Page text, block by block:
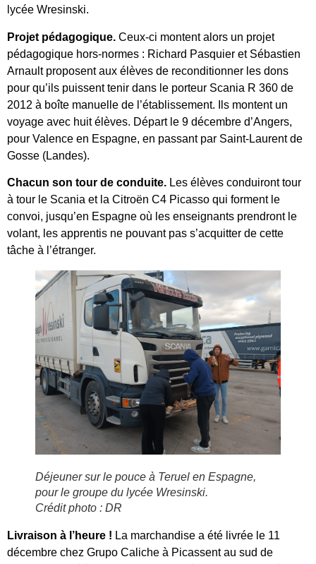
lycée Wresinski.
Projet pédagogique. Ceux-ci montent alors un projet
pédagogique hors-normes : Richard Pasquier et Sébastien
Arnault proposent aux élèves de reconditionner les dons
pour qu’ils puissent tenir dans le porteur Scania R 360 de
2012 à boîte manuelle de l’établissement. Ils montent un
voyage avec huit élèves. Départ le 9 décembre d’Angers,
pour Valence en Espagne, en passant par Saint-Laurent de
Gosse (Landes).
Chacun son tour de conduite. Les élèves conduiront tour
à tour le Scania et la Citroën C4 Picasso qui forment le
convoi, jusqu’en Espagne où les enseignants prendront le
volant, les apprentis ne pouvant pas s’acquitter de cette
tâche à l’étranger.
Déjeuner sur le pouce à Teruel en Espagne,
pour le groupe du lycée Wresinski.
Crédit photo : DR
Livraison à l’heure ! La marchandise a été livrée le 11
décembre chez Grupo Caliche à Picassent au sud de